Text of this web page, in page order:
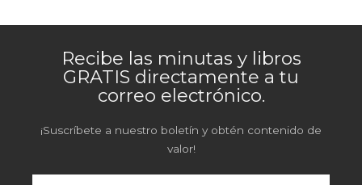
Recibe las minutas y libros
GRATIS directamente a tu
correo electrónico.
¡Suscríbete a nuestro boletín y obtén contenido de
valor!